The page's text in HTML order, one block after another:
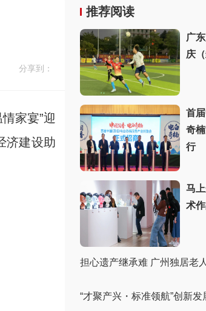
分享到：
家宴”迎
济建设助
推荐阅读
广
庆
首
奇
行
马
术
担心遗产继承难 广州独居老
“才聚产兴・标准领航”创新